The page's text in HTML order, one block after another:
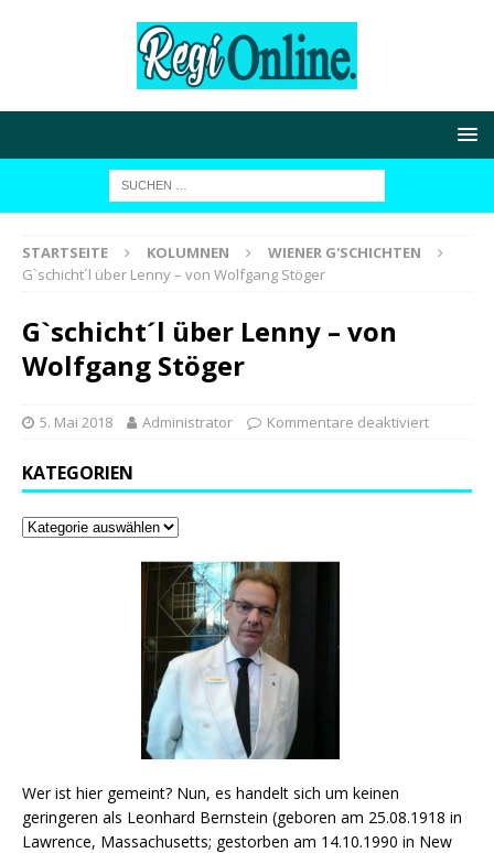
STARTSEITE KOLUMNEN
WIENER G'SCHICHTEN
G`schicht´l über Lenny – von Wolfgang Stöger
G`schicht´l über Lenny – von
Wolfgang Stöger
5. Mai 2018 Administrator Kommentare deaktiviert
KATEGORIEN
Wer ist hier gemeint? Nun, es handelt sich um keinen
geringeren als Leonhard Bernstein (geboren am 25.08.1918 in
Lawrence, Massachusetts; gestorben am 14.10.1990 in New